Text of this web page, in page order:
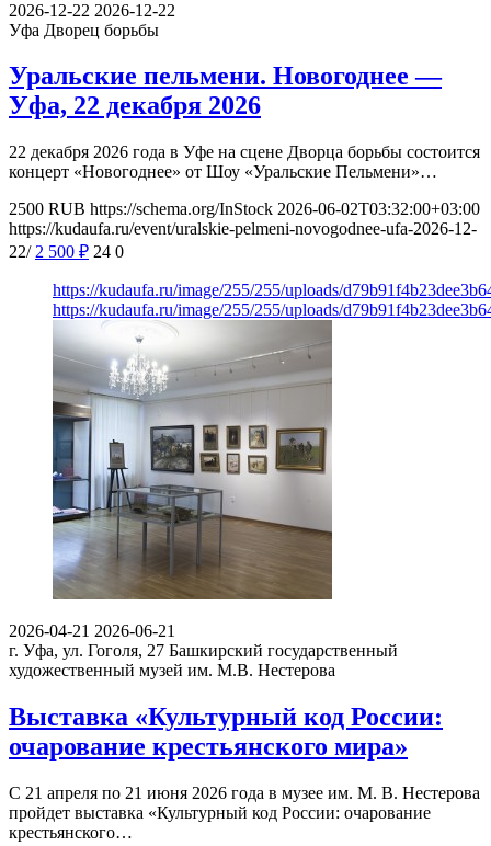
2026-12-22 2026-12-22
Уфа Дворец борьбы
Уральские пельмени. Новогоднее —
Уфа, 22 декабря 2026
22 декабря 2026 года в Уфе на сцене Дворца борьбы состоится
концерт «Новогоднее» от Шоу «Уральские Пельмени»…
2500 RUB https://schema.org/InStock 2026-06-02T03:32:00+03:00
https://kudaufa.ru/event/uralskie-pelmeni-novogodnee-ufa-2026-12-
22/ 2 500 ₽ 24 0
https://kudaufa.ru/image/255/255/uploads/
https://kudaufa.ru/image/255/255/uploads/
2026-04-21 2026-06-21
г. Уфа, ул. Гоголя, 27 Башкирский государственный
художественный музей им. М.В. Нестерова
Выставка «Культурный код России:
очарование крестьянского мира»
С 21 апреля по 21 июня 2026 года в музее им. М. В. Нестерова
пройдет выставка «Культурный код России: очарование
крестьянского…